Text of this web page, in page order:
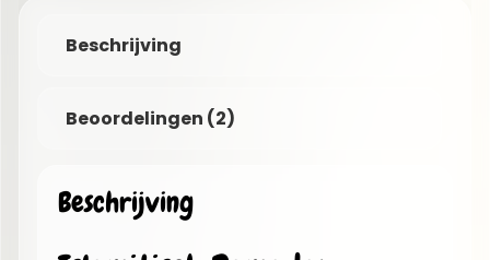
Beschrijving
Beoordelingen (2)
Beschrijving